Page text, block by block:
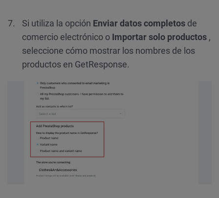
Si utiliza la opción Enviar datos completos de
comercio electrónico o Importar solo productos ,
seleccione cómo mostrar los nombres de los
productos en GetResponse.